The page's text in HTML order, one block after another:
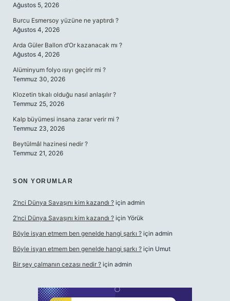
Ağustos 5, 2026
Burcu Esmersoy yüzüne ne yaptırdı ?
Ağustos 4, 2026
Arda Güler Ballon d’Or kazanacak mı ?
Ağustos 4, 2026
Alüminyum folyo ısıyı geçirir mi ?
Temmuz 30, 2026
Klozetin tıkalı olduğu nasıl anlaşılır ?
Temmuz 25, 2026
Kalp büyümesi insana zarar verir mi ?
Temmuz 23, 2026
Beytülmâl hazinesi nedir ?
Temmuz 21, 2026
SON YORUMLAR
2’nci Dünya Savaşını kim kazandı ? için admin
2’nci Dünya Savaşını kim kazandı ? için Yörük
Böyle isyan etmem ben genelde hangi şarkı ? için admin
Böyle isyan etmem ben genelde hangi şarkı ? için Umut
Bir şey çalmanın cezası nedir ? için admin